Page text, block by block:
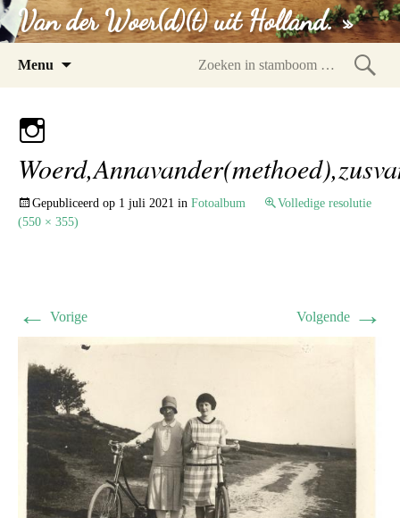
Van der Woer(d)(t) uit Holland. »
Menu
Gepubliceerd op 1 juli 2021 in Fotoalbum
Volledige resolutie
(550 × 355)
← Vorige Volgende →